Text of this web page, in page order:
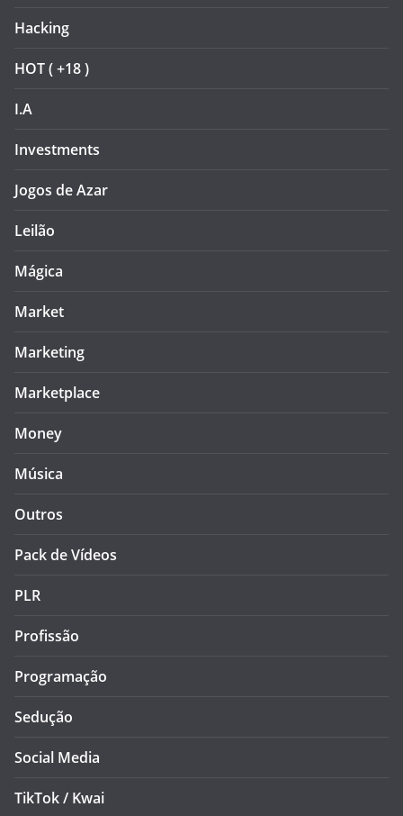
Hacking
HOT ( +18 )
I.A
Investments
Jogos de Azar
Leilão
Mágica
Market
Marketing
Marketplace
Money
Música
Outros
Pack de Vídeos
PLR
Profissão
Programação
Sedução
Social Media
TikTok / Kwai